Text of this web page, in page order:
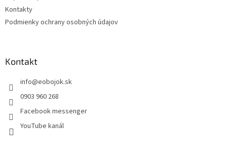
Kontakty
Podmienky ochrany osobných údajov
Kontakt
info@eobojok.sk
0903 960 268
Facebook messenger
YouTube kanál